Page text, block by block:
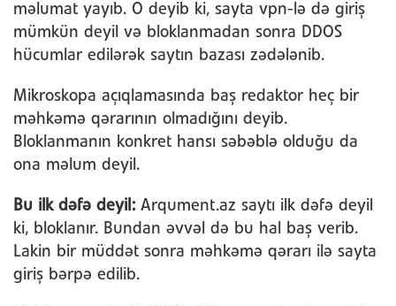
məlumat yayıb. O deyib ki, sayta vpn-lə də giriş
mümkün deyil və bloklanmadan sonra DDOS
hücumlar edilərək saytın bazası zədələnib.
Mikroskopa açıqlamasında baş redaktor heç bir
məhkəmə qərarının olmadığını deyib.
Bloklanmanın konkret hansı səbəblə olduğu da
ona məlum deyil.
Bu ilk dəfə deyil: Arqument.az saytı ilk dəfə deyil
ki, bloklanır. Bundan əvvəl də bu hal baş verib.
Lakin bir müddət sonra məhkəmə qərarı ilə sayta
giriş bərpə edilib.